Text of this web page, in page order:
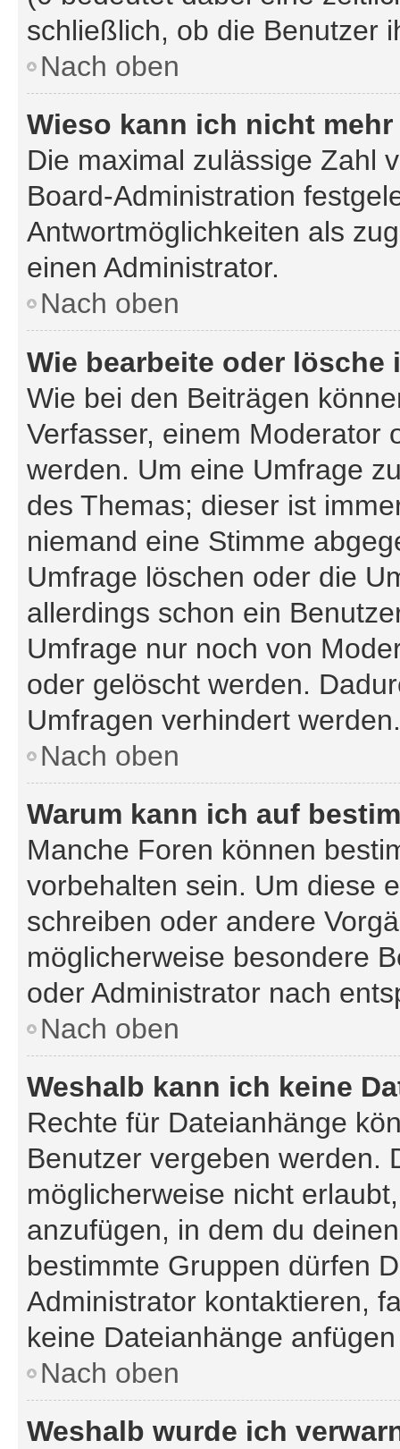
schließlich, ob die Benutzer
Nach oben
Wieso kann ich nicht
Die maximal zulässige Zahl
Board-Administration
Antwortmöglichkeiten als
einen Administrator.
Nach oben
Wie bearbeite oder lösche
Wie bei den Beiträgen
Verfasser, einem Moderator
werden. Um eine Umfrage
des Themas; dieser ist
niemand eine Stimme
Umfrage löschen oder die
allerdings schon ein
Umfrage nur noch von
oder gelöscht werden.
Umfragen verhindert werden.
Nach oben
Warum kann ich auf
Manche Foren können
vorbehalten sein. Um diese
schreiben oder andere
möglicherweise besondere
oder Administrator nach
Nach oben
Weshalb kann ich keine
Rechte für Dateianhänge
Benutzer vergeben werden.
möglicherweise nicht
anzufügen, in dem du
bestimmte Gruppen dürfen
Administrator kontaktieren,
keine Dateianhänge
Nach oben
Weshalb wurde ich